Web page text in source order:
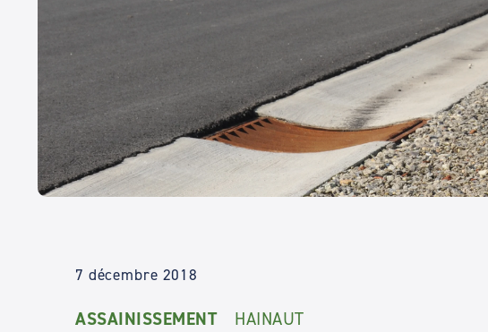
7 décembre 2018
ASSAINISSEMENT HAINAUT